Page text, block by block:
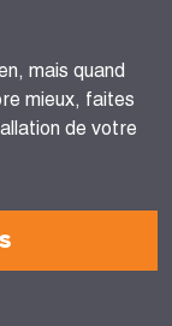
mais quand
mieux, faites
de votre